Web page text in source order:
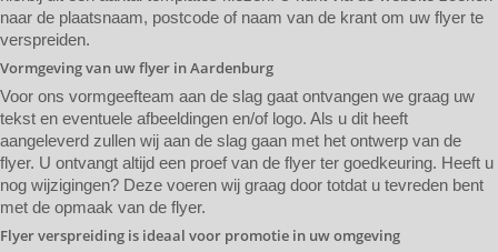
naar de plaatsnaam, postcode of naam van de krant om uw flyer te
verspreiden.
Vormgeving van uw flyer in Aardenburg
Voor ons vormgeefteam aan de slag gaat ontvangen we graag uw
tekst en eventuele afbeeldingen en/of logo. Als u dit heeft
aangeleverd zullen wij aan de slag gaan met het ontwerp van de
flyer. U ontvangt altijd een proef van de flyer ter goedkeuring. Heeft u
nog wijzigingen? Deze voeren wij graag door totdat u tevreden bent
met de opmaak van de flyer.
Flyer verspreiding is ideaal voor promotie in uw omgeving